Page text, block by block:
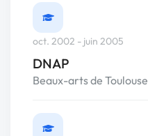
oct. 2002 - juin 2005
DNAP
Beaux-arts de Toulouse